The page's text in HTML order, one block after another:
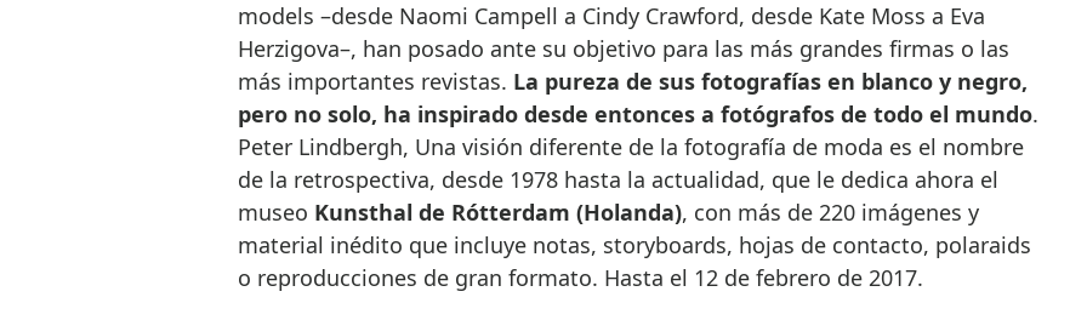
models –desde Naomi Campell a Cindy Crawford, desde Kate Moss a Eva
Herzigova–, han posado ante su objetivo para las más grandes firmas o las
más importantes revistas. La pureza de sus fotografías en blanco y negro,
pero no solo, ha inspirado desde entonces a fotógrafos de todo el mundo.
Peter Lindbergh, Una visión diferente de la fotografía de moda es el nombre
de la retrospectiva, desde 1978 hasta la actualidad, que le dedica ahora el
museo Kunsthal de Rótterdam (Holanda), con más de 220 imágenes y
material inédito que incluye notas, storyboards, hojas de contacto, polaraids
o reproducciones de gran formato. Hasta el 12 de febrero de 2017.